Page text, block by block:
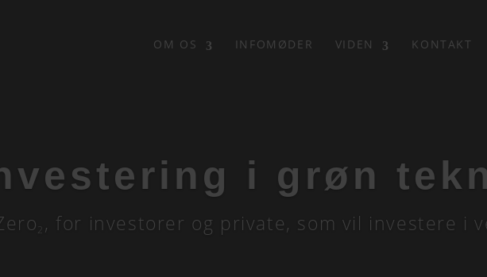
OM OS INFOMØDER VIDEN KONTAKT
i grøn
2 , for investorer og private, som vil investere i